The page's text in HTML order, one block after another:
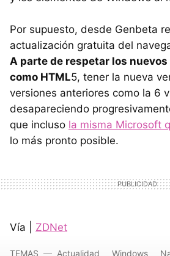
Por supuesto, desde Genbeta
actualización gratuita del
A parte de respetar los
como HTML5, tener la nueva
versiones anteriores como la 6
desapareciendo
que incluso la misma Microsoft
lo más pronto posible.
Vía | ZDNet
TEMAS Actualidad Windows